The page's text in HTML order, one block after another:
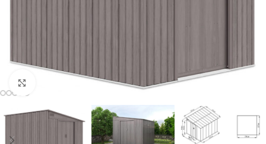
Click to enlarge